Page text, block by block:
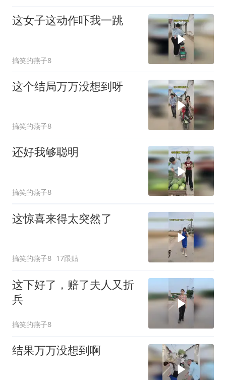
这女子这动作吓我一跳
搞笑的燕子8
这个结局万万没想到呀
搞笑的燕子8
还好我够聪明
搞笑的燕子8
这惊喜来得太突然了
搞笑的燕子8 17跟贴
这下好了，赔了夫人又折
兵
搞笑的燕子8
结果万万没想到啊